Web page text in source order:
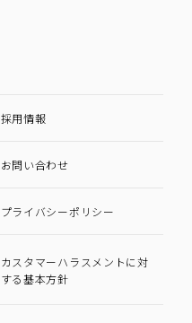
採用情報
お問い合わせ
プライバシーポリシー
カスタマーハラスメントに対
する基本方針